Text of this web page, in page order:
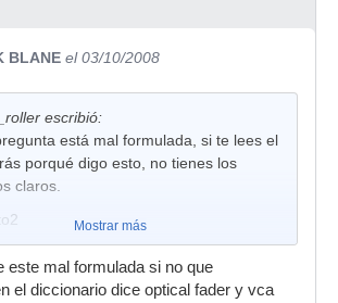
BLANE el 03/10/2008
escribió:
está mal formulada, si te lees el
porqué digo esto, no tienes los
claros.
Mostrar más
este mal formulada si no que
el diccionario dice optical fader y vca